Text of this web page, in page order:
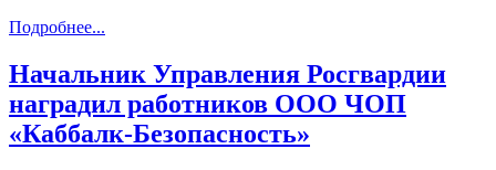
Подробнее...
Начальник Управления Росгвардии
наградил работников ООО ЧОП
«Каббалк-Безопасность»